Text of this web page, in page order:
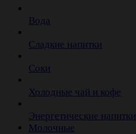
Вода
Сладкие напитки
Соки
Холодные чай и кофе
Энергетические напитки
Молочные